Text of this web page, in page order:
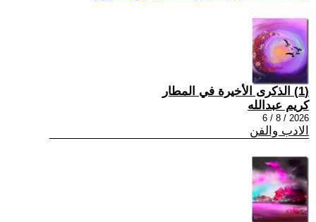
(1) الذكرى الأخيرة في المطار
كريم عبدالله
2026 / 8 / 6
الادب والفن